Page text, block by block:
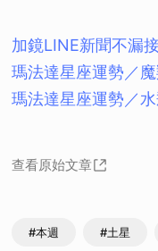
加鏡LINE新聞不漏
瑪法達星座運勢／
瑪法達星座運勢／
查看原始文章
#本週 #土星